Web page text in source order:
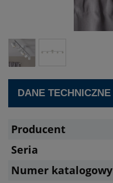
DANE TECHNICZNE
Producent
Seria
Numer katalogowy